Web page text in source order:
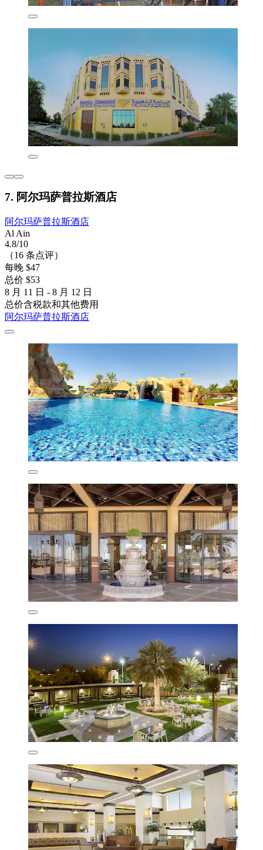
7. 阿尔玛萨普拉斯酒店
阿尔玛萨普拉斯酒店
Al Ain
4.8/10
（16 条点评）
每晚 $47
总价 $53
8 月 11 日 - 8 月 12 日
总价含税款和其他费用
阿尔玛萨普拉斯酒店